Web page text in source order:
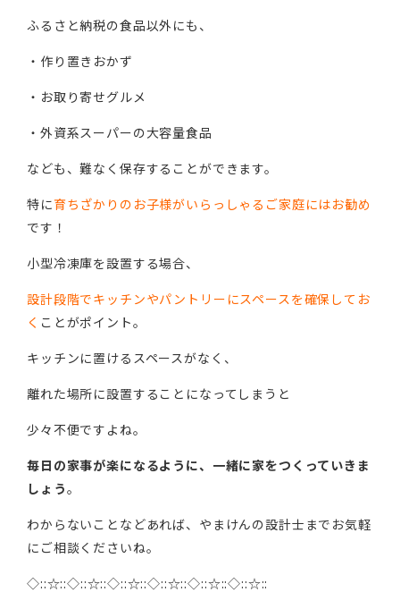
ふるさと納税の食品以外にも、
・作り置きおかず
・お取り寄せグルメ
・外資系スーパーの大容量食品
なども、難なく保存することができます。
特に育ちざかりのお子様がいらっしゃるご家庭にはお勧め
です！
小型冷凍庫を設置する場合、
設計段階でキッチンやパントリーにスペースを確保してお
く ことがポイント。
キッチンに置けるスペースがなく、
離れた場所に設置することになってしまうと
少々不便ですよね。
毎日の家事が楽になるように、一緒に家をつくっていきま
しょう。
わからないことなどあれば、やまけんの設計士までお気軽
にご相談くださいね。
◇::☆::◇::☆::◇::☆::◇::☆::◇::☆::◇::☆::